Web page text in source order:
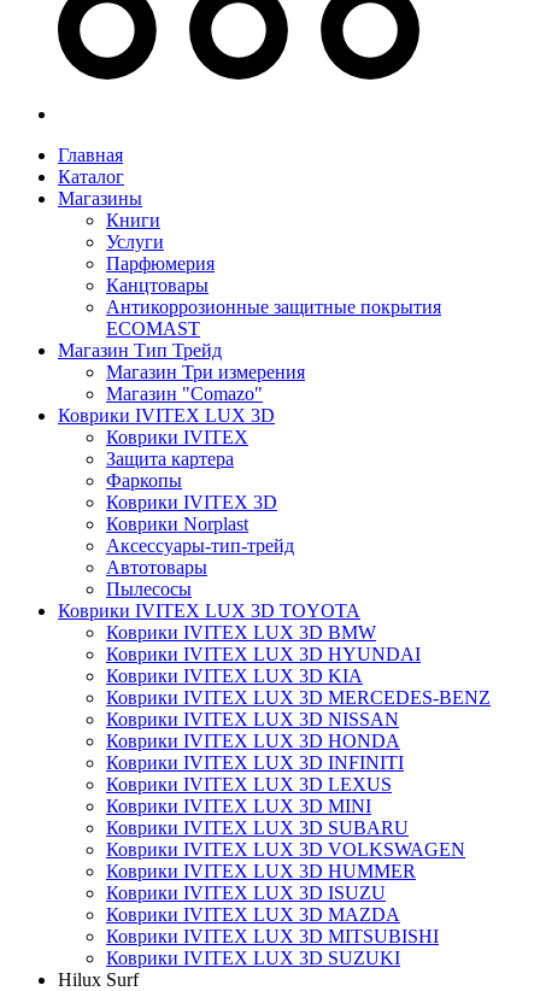
Главная
Каталог
Магазины
Книги
Услуги
Парфюмерия
Канцтовары
Антикоррозионные защитные покрытия
ECOMAST
Магазин Тип Трейд
Магазин Три измерения
Магазин "Comazo"
Коврики IVITEX LUX 3D
Коврики IVITEX
Защита картера
Фаркопы
Коврики IVITEX 3D
Коврики Norplast
Аксессуары-тип-трейд
Автотовары
Пылесосы
Коврики IVITEX LUX 3D TOYOTA
Коврики IVITEX LUX 3D BMW
Коврики IVITEX LUX 3D HYUNDAI
Коврики IVITEX LUX 3D KIA
Коврики IVITEX LUX 3D MERCEDES-BENZ
Коврики IVITEX LUX 3D NISSAN
Коврики IVITEX LUX 3D HONDA
Коврики IVITEX LUX 3D INFINITI
Коврики IVITEX LUX 3D LEXUS
Коврики IVITEX LUX 3D MINI
Коврики IVITEX LUX 3D SUBARU
Коврики IVITEX LUX 3D VOLKSWAGEN
Коврики IVITEX LUX 3D HUMMER
Коврики IVITEX LUX 3D ISUZU
Коврики IVITEX LUX 3D MAZDA
Коврики IVITEX LUX 3D MITSUBISHI
Коврики IVITEX LUX 3D SUZUKI
Hilux Surf